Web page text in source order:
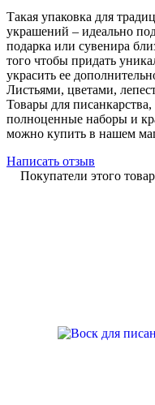
Такая упаковка для
украшений – идеально
подарка или сувенира
того чтобы придать
украсить ее
Листьями, цветами,
Товары для писанкарства,
полноценные наборы и
можно купить в нашем
Написать отзыв
Покупатели этого